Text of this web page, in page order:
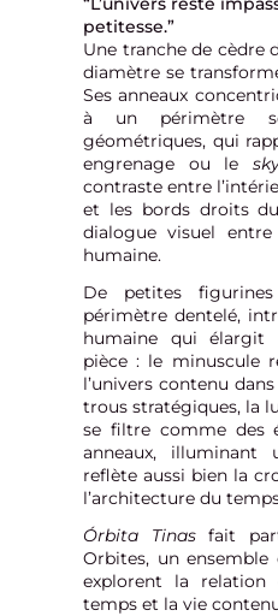
petitesse.”
Une tranche de cèdre
diamètre se
Ses anneaux
à un périmètre
géométriques, qui
engrenage ou le
contraste entre
et les bords droits
dialogue visuel
humaine.
De petites
périmètre dentelé,
humaine qui élargit
pièce : le minuscule
l’univers contenu
trous stratégiques, la
se filtre comme des
anneaux, illuminant
reflète aussi bien la
l’architecture du
Órbita Tinasfait
Orbites, un
explorent la relation
temps et la vie